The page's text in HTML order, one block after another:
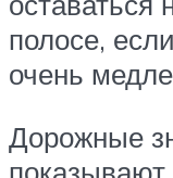
полосе,
очень
Дорожные